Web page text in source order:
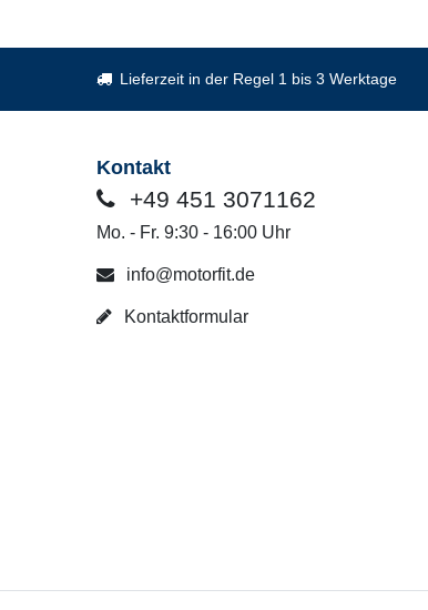
Lieferzeit in der Regel 1 bis 3 Werktage
Kontakt
+49 451 3071162
Mo. - Fr. 9:30 - 16:00 Uhr
info@motorfit.de
Kontaktformular